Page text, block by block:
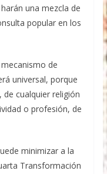
una mezcla de
popular en los
de
universal, porque
de cualquier religión
o profesión, de
minimizar a la
Transformación